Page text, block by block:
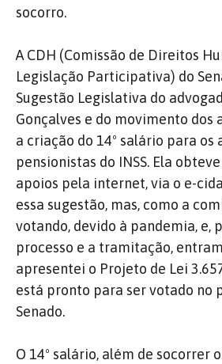
socorro.
A CDH (Comissão de Direitos
Legislação Participativa) do
Sugestão Legislativa do
Gonçalves e do movimento dos
a criação do 14º salário para os
pensionistas do INSS. Ela
apoios pela internet, via o e-
essa sugestão, mas, como a
votando, devido à pandemia, e,
processo e a tramitação,
apresentei o Projeto de Lei
está pronto para ser votado no
Senado.
O 14º salário, além de socorrer